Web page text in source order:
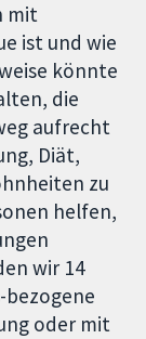
mit
ist und wie
könnte
die
aufrecht
Diät,
zu
helfen,
wir 14
oder mit